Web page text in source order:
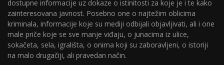
dostupne informacije uz dokaze o istinitosti za koje je i te kako
zainteresovana javnost. Posebno one o najtežim oblicima
kriminala, informacije koje su mediji odbijali objavljivati, ali i one
male priče koje se sve manje viđaju, o junacima iz ulice,
sokačeta, sela, igrališta, o onima koji su zaboravljeni, o istoriji
na malo drugačiji, ali pravedan način.